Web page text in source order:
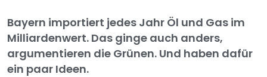
Bayern importiert jedes Jahr Öl und Gas im
Milliardenwert. Das ginge auch anders,
argumentieren die Grünen. Und haben dafür
ein paar Ideen.